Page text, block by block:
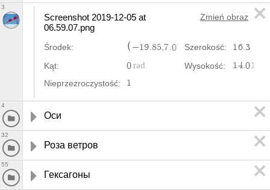
Screenshot 2019-12-05 at
06.59.07.png
Zmień obraz
Środek: −19 85 ,7 07 Szerokość: 1 6 .3
Kąt:
0 Wysokość: 14.01
Nieprzezroczystość:
1
3
Оси
4
Роза ветров
32
Гексагоны
55